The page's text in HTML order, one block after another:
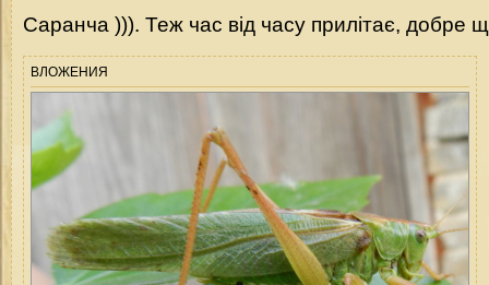
Саранча ))). Теж час від часу прилітає, добре
ВЛОЖЕНИЯ